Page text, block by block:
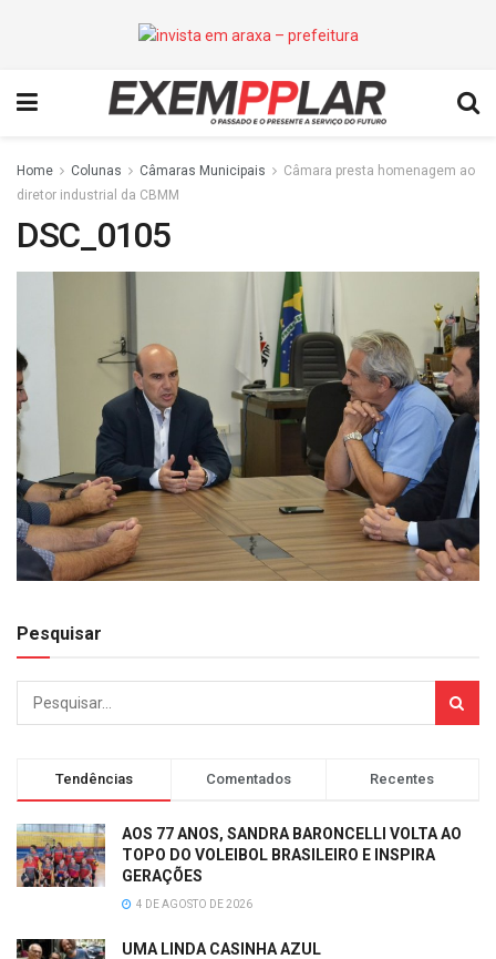
Home Colunas Câmaras Municipais
Câmara presta homenagem ao
diretor industrial da CBMM
DSC_0105
Pesquisar
Tendências Comentados Recentes
AOS 77 ANOS, SANDRA BARONCELLI VOLTA AO
TOPO DO VOLEIBOL BRASILEIRO E INSPIRA
GERAÇÕES
4 DE AGOSTO DE 2026
UMA LINDA CASINHA AZUL